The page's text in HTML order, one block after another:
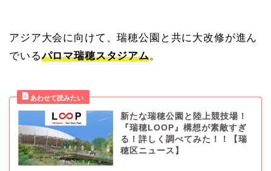
アジア大会に向けて、瑞穂公園と共に大改修が進ん
でいるパロマ瑞穂スタジアム。
新たな瑞穂公園と陸上競技場！
『瑞穂LOOP』構想が素敵すぎ
る！詳しく調べてみた！！【瑞
穂区ニュース】